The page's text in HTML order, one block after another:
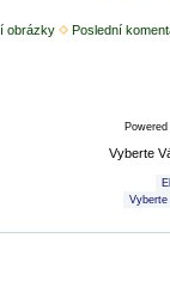
obrázky Poslední
Vyberte